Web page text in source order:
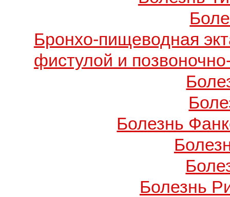
Бронхо-пищеводная
фистулой и
Болезнь
Болезнь